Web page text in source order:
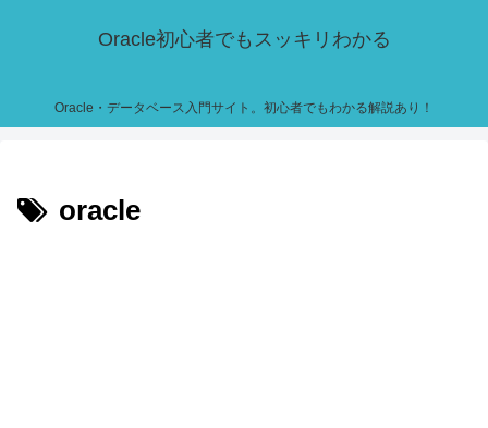
Oracle初心者でもスッキリわかる
Oracle・データベース入門サイト。初心者でもわかる解説あり！
oracle